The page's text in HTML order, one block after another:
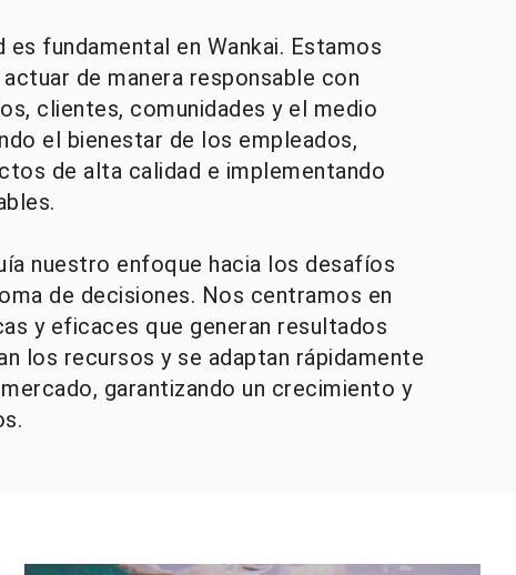
es fundamental en Wankai. Estamos
de manera responsable con
clientes, comunidades y el medio
el bienestar de los empleados,
de alta calidad e implementando
nuestro enfoque hacia los desafíos
de decisiones. Nos centramos en
y eficaces que generan resultados
los recursos y se adaptan rápidamente
garantizando un crecimiento y